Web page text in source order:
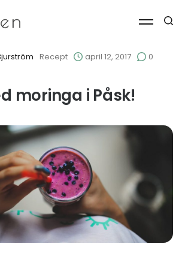
Recept april 12, 2017 0
moringa i Påsk!